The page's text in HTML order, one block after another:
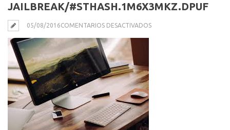
JAILBREAK/#STHASH.1M6X3MKZ.DPUF
05/08/2016COMENTARIOS DESACTIVADOSEN